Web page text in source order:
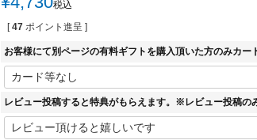
税込
[ 47 ポイント進呈 ]
お客様にて別ページの有料ギフトを購入頂いた方のみカー
レビュー投稿すると特典がもらえます。※レビュー投稿の